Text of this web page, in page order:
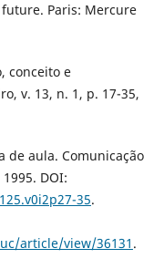
future. Paris: Mercure
conceito e
v. 13, n. 1, p. 17-35,
de aula. Comunicação
DOI:
35.
article/view/36131 .